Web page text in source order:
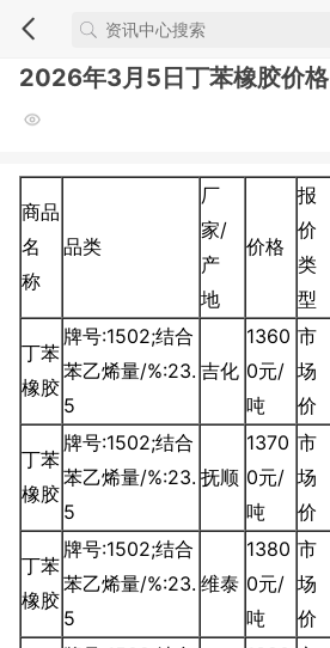
2026年3月5日丁苯橡胶价格
商品
名
称
品类
厂
家/
产
地
价格
报
价
类
型
丁苯
橡胶
牌号:1502;结合
苯乙烯量/%:23.
5
吉化
1360
0元/
吨
市
场
价
丁苯
橡胶
牌号:1502;结合
苯乙烯量/%:23.
5
抚顺
1370
0元/
吨
市
场
价
丁苯
橡胶
牌号:1502;结合
苯乙烯量/%:23.
5
维泰
1380
0元/
吨
市
场
价